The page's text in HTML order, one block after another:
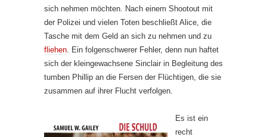
sich nehmen möchten. Nach einem Shootout mit
der Polizei und vielen Toten beschließt Alice, die
Tasche mit dem Geld an sich zu nehmen und zu
fliehen . Ein folgenschwerer Fehler, denn nun haftet
sich der kleingewachsene Sinclair in Begleitung des
tumben Phillip an die Fersen der Flüchtigen, die sie
zusammen auf ihrer Flucht verfolgen.
Es ist ein
recht